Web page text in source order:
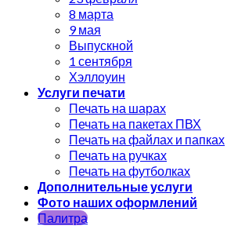
8 марта
9 мая
Выпускной
1 сентября
Хэллоуин
Услуги печати
Печать на шарах
Печать на пакетах ПВХ
Печать на файлах и папках
Печать на ручках
Печать на футболках
Дополнительные услуги
Фото наших оформлений
Палитра